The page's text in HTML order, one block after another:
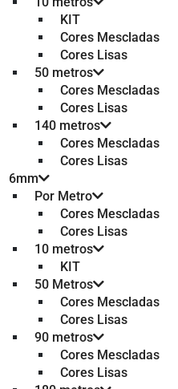
KIT
Cores Mescladas
Cores Lisas
50 metros
Cores Mescladas
Cores Lisas
140 metros
Cores Mescladas
Cores Lisas
6mm
Por Metro
Cores Mescladas
Cores Lisas
10 metros
KIT
50 Metros
Cores Mescladas
Cores Lisas
90 metros
Cores Mescladas
Cores Lisas